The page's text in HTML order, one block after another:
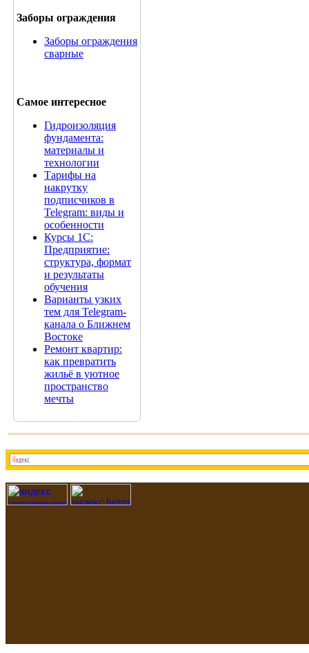
Заборы ограждения
Заборы ограждения
сварные
Самое интересное
Гидроизоляция
фундамента:
материалы и
технологии
Тарифы на
накрутку
подписчиков в
Telegram: виды и
особенности
Курсы 1С:
Предприятие:
структура, формат
и результаты
обучения
Варианты узких
тем для Telegram-
канала о Ближнем
Востоке
Ремонт квартир:
как превратить
жильё в уютное
пространство
мечты